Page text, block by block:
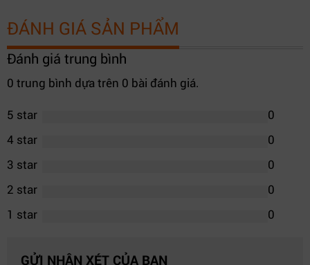
ĐÁNH GIÁ SẢN PHẨM
Đánh giá trung bình
0 trung bình dựa trên 0 bài đánh giá.
5 star
0
4 star
0
3 star
0
2 star
0
1 star
0
GỬI NHẬN XÉT CỦA BẠN